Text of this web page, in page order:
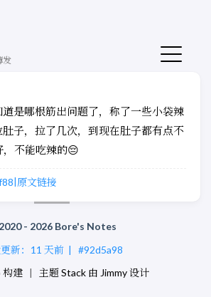
发
是哪根筋出问题了，称了一些小袋辣
子，拉了几次，到现在肚子都有点不
不能吃辣的😔
原文链接
- 2026 Bore's Notes
新： 11 天前 |
#92d5a98
构建 | 主题Stack 由 Jimmy设计